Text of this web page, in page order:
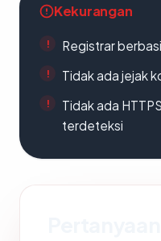
Kekurangan
Registrar
Tidak ada jejak
Tidak ada
terdeteksi